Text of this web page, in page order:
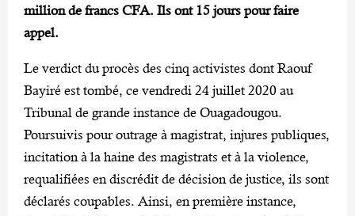
million de francs CFA. Ils ont 15 jours pour faire
appel.
Le verdict du procès des cinq activistes dont Raouf
Bayiré est tombé, ce vendredi 24 juillet 2020 au
Tribunal de grande instance de Ouagadougou.
Poursuivis pour outrage à magistrat, injures publiques,
incitation à la haine des magistrats et à la violence,
requalifiées en discrédit de décision de justice, ils sont
déclarés coupables. Ainsi, en première instance,